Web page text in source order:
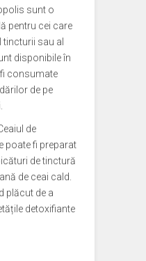
sunt o
pentru cei care
sau al
disponibile în
consumate
de pe
de
poate fi preparat
de tinctură
de ceai cald.
plăcut de a
detoxifiante